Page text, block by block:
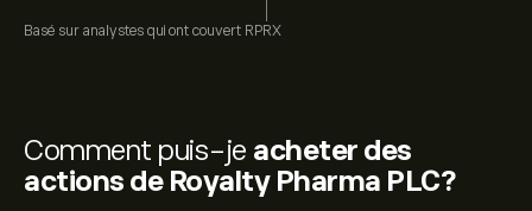
Basé sur analystes qui ont couvert RPRX
Comment puis-je acheter des
actions de Royalty Pharma PLC?